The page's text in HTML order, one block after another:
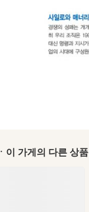
ㆍ이 가게의 다른 상품